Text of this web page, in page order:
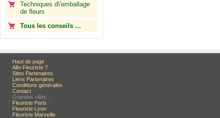
Techniques d\'emballage
de fleurs
Tous les conseils ...
Haut de page
Allo-Fleuriste ?
Sites Partenaires
Liens Partenaires
Conditions générales
Contact
Grandes villes :
Fleuriste Paris
Fleuriste Lyon
Fleuriste Marseille